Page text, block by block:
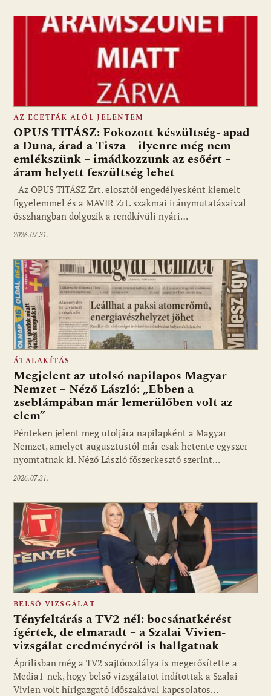
AZ ECETFÁK ALÓL JELENTEM
OPUS TITÁSZ: Fokozott készültség- apad
a Duna, árad a Tisza – ilyenre még nem
emlékszünk – imádkozzunk az esőért –
áram helyett feszültség lehet
Az OPUS TITÁSZ Zrt. elosztói engedélyesként kiemelt
figyelemmel és a MAVIR Zrt. szakmai iránymutatásaival
összhangban dolgozik a rendkívüli nyári…
2026.07.31.
ÁTALAKÍTÁS
Megjelent az utolsó napilapos Magyar
Nemzet – Néző László: „Ebben a
zseblámpában már lemerülőben volt az
elem”
Pénteken jelent meg utoljára napilapként a Magyar
Nemzet, amelyet augusztustól már csak hetente egyszer
nyomtatnak ki. Néző László főszerkesztő szerint…
2026.07.31.
BELSŐ VIZSGÁLAT
Tényfeltárás a TV2-nél: bocsánatkérést
ígértek, de elmaradt – a Szalai Vivien-
vizsgálat eredményéről is hallgatnak
Áprilisban még a TV2 sajtóosztálya is megerősítette a
Media1-nek, hogy belső vizsgálatot indítottak a Szalai
Vivien volt hírigazgató időszakával kapcsolatos…